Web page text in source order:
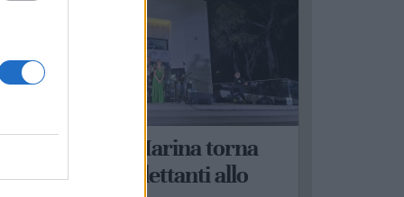
A Castellaneta Marina torna
Corrida – Dilettanti allo